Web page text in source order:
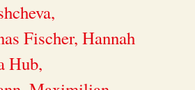
Fischer, Hannah
Hub,